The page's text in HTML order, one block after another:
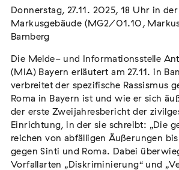
THE THREAD THAT HOLDS /
DER HÄLT
Extern
22. Juli 2026 - 04. Oktober 2026
Der Weg der Sinti und Roma
Extern
02. August 2026 - 16. August 2026
Donnerstag, 27.11. 2025, 18 Uhr in
Markusgebäude (MG2/01.10,
Bamberg
Die Melde- und Informationsstelle
(MIA) Bayern erläutert am 27.11. in
verbreitet der spezifische Rassismus
Roma in Bayern ist und wie er sich
der erste Zweijahresbericht der
Einrichtung, in der sie schreibt: „Die
reichen von abfälligen Äußerungen
gegen Sinti und Roma. Dabei
Vorfallarten „Diskriminierung“ und